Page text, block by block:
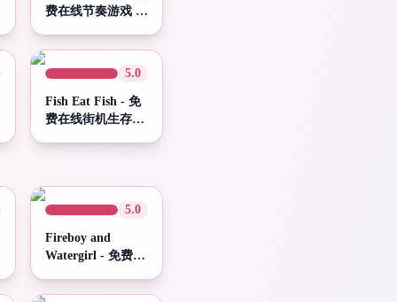
费在线节奏游戏 |
5.0
Fish Eat Fish - 免
费在线街机生存游
5.0
Fireboy and
Watergirl - 免费在
Spunky Play